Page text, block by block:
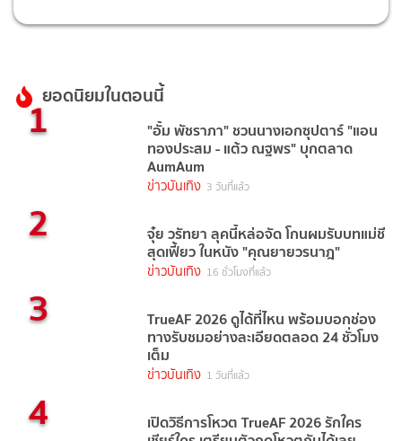
ยอดนิยมในตอนนี้
1 "อั้ม พัชราภา" ชวนนางเอกซุปตาร์ "แอน
ทองประสม - แต้ว ณฐพร" บุกตลาด
AumAum
ข่าวบันเทิง 3 วันที่แล้ว
2 จุ๋ย วรัทยา ลุคนี้หล่อจัด โกนผมรับบทแม่ชี
สุดเฟี้ยว ในหนัง "คุณยายวรนาฎ"
ข่าวบันเทิง 16 ชั่วโมงที่แล้ว
3 TrueAF 2026 ดูได้ที่ไหน พร้อมบอกช่อง
ทางรับชมอย่างละเอียดตลอด 24 ชั่วโมง
เต็ม
ข่าวบันเทิง 1 วันที่แล้ว
4 เปิดวิธีการโหวต TrueAF 2026 รักใคร